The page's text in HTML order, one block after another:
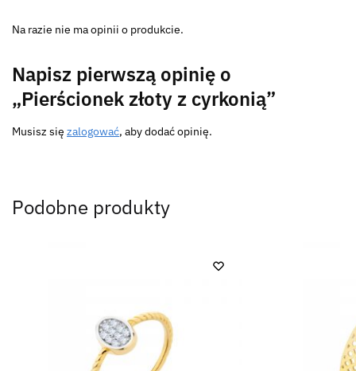
Na razie nie ma opinii o produkcie.
Napisz pierwszą opinię o
„Pierścionek złoty z cyrkonią”
Musisz się zalogować, aby dodać opinię.
Podobne produkty